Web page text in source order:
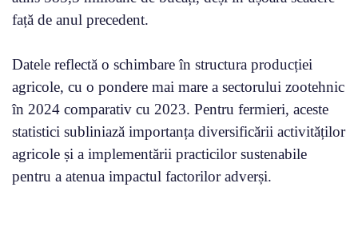
față de anul precedent.
Datele reflectă o schimbare în structura producției
agricole, cu o pondere mai mare a sectorului zootehnic
în 2024 comparativ cu 2023. Pentru fermieri, aceste
statistici subliniază importanța diversificării activităților
agricole și a implementării practicilor sustenabile
pentru a atenua impactul factorilor adverși.